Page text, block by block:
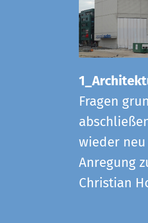
Fragen
wieder
Anregung
Christian